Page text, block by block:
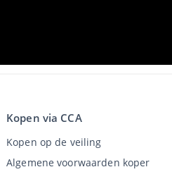
Kopen via CCA
Kopen op de veiling
Algemene voorwaarden koper